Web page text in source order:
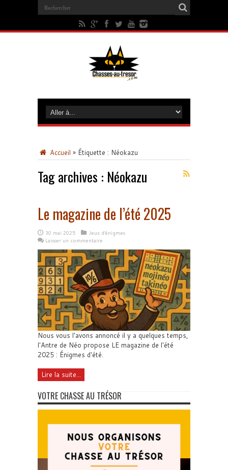
Accueil » Étiquette : Néokazu
Tag archives : Néokazu
Le magazine de l’été 2025
30 mai 2025
Jeux d'énigmes
Laisser un commentaire
Nous vous l'avons annoncé il y a quelques temps,
l'Antre de Néo propose LE magazine de l'été
2025 : Énigmes d'été.
Lire la suite...
VOTRE CHASSE AU TRÉSOR